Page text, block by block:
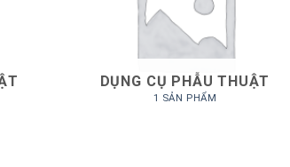
DỤNG CỤ PHẪU THUẬT
1 SẢN PHẨM